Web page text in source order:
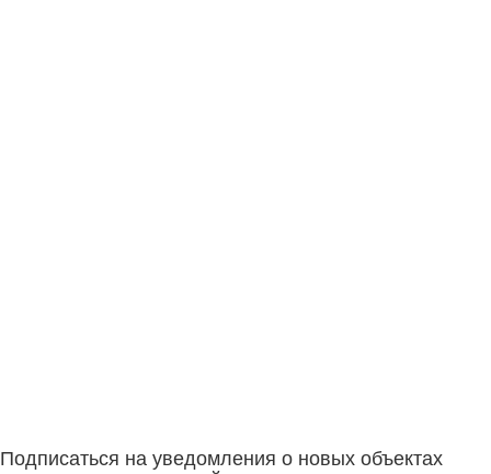
Подписаться на уведомления о новых объектах